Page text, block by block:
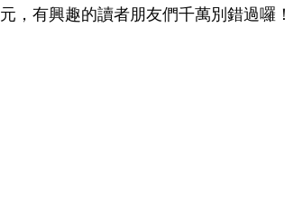
有興趣的讀者朋友們千萬別錯過囉！